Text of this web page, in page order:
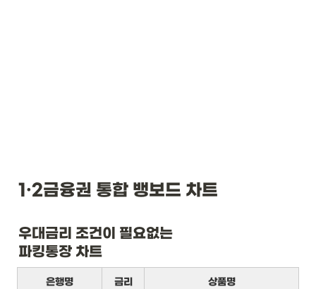
1·2금융권 통합 뱅보드 차트
우대금리 조건이 필요없는
파킹통장 차트
은행명 금리 상품명